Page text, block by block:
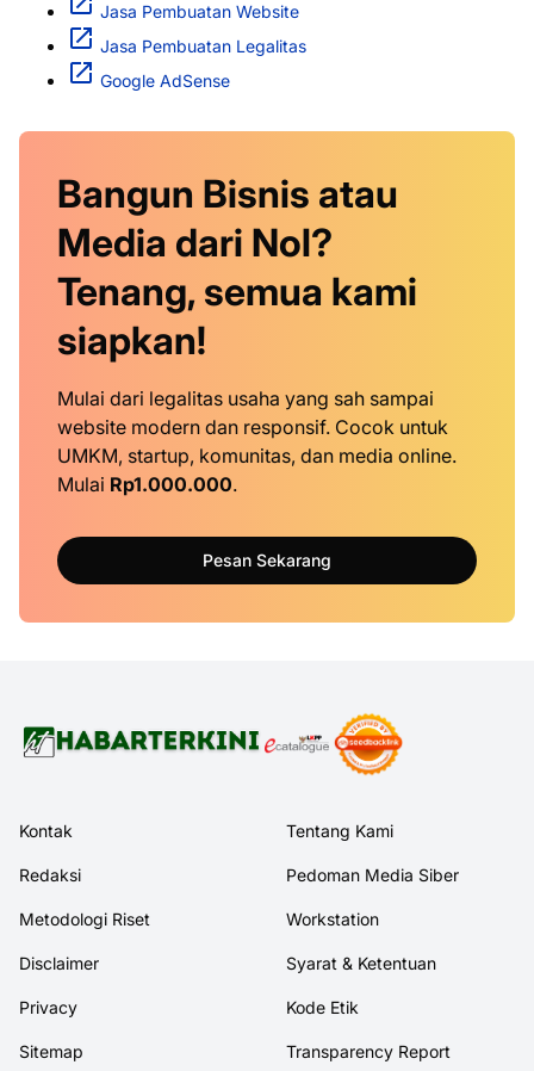
Jasa Pembuatan Website
Jasa Pembuatan Legalitas
Google AdSense
Bangun Bisnis atau
Media dari Nol?
Tenang, semua kami
siapkan!
Mulai dari legalitas usaha yang sah sampai
website modern dan responsif. Cocok untuk
UMKM, startup, komunitas, dan media online.
Mulai Rp1.000.000.
Pesan Sekarang
Kontak Tentang Kami
Redaksi Pedoman Media Siber
Metodologi Riset Workstation
Disclaimer Syarat & Ketentuan
Privacy Kode Etik
Sitemap Transparency Report